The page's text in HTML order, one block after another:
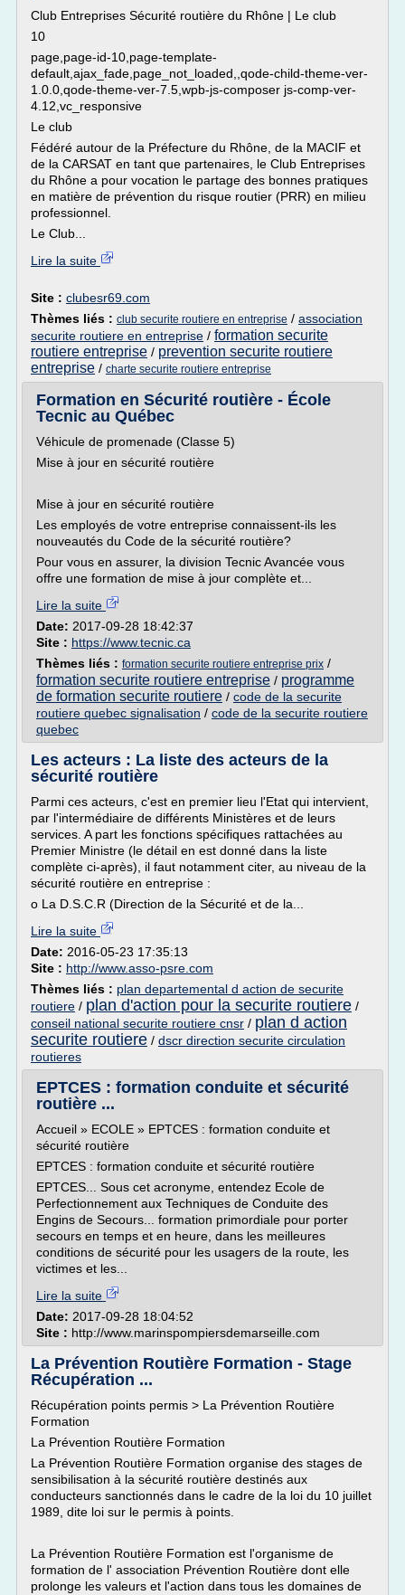
Club Entreprises Sécurité routière du Rhône | Le club
10
page,page-id-10,page-template-
default,ajax_fade,page_not_loaded,,qode-child-theme-ver-
1.0.0,qode-theme-ver-7.5,wpb-js-composer js-comp-ver-
4.12,vc_responsive
Le club
Fédéré autour de la Préfecture du Rhône, de la MACIF et
de la CARSAT en tant que partenaires, le Club Entreprises
du Rhône a pour vocation le partage des bonnes pratiques
en matière de prévention du risque routier (PRR) en milieu
professionnel.
Le Club...
Lire la suite
Site : clubesr69.com
Thèmes liés : club securite routiere en entreprise / association
securite routiere en entreprise / formation securite
routiere entreprise / prevention securite routiere
entreprise / charte securite routiere entreprise
Formation en Sécurité routière - École
Tecnic au Québec
Véhicule de promenade (Classe 5)
Mise à jour en sécurité routière
Mise à jour en sécurité routière
Les employés de votre entreprise connaissent-ils les
nouveautés du Code de la sécurité routière?
Pour vous en assurer, la division Tecnic Avancée vous
offre une formation de mise à jour complète et...
Lire la suite
Date: 2017-09-28 18:42:37
Site : https://www.tecnic.ca
Thèmes liés : formation securite routiere entreprise prix /
formation securite routiere entreprise / programme
de formation securite routiere / code de la securite
routiere quebec signalisation / code de la securite routiere
quebec
Les acteurs : La liste des acteurs de la
sécurité routière
Parmi ces acteurs, c'est en premier lieu l'Etat qui intervient,
par l'intermédiaire de différents Ministères et de leurs
services. A part les fonctions spécifiques rattachées au
Premier Ministre (le détail en est donné dans la liste
complète ci-après), il faut notamment citer, au niveau de la
sécurité routière en entreprise :
o La D.S.C.R (Direction de la Sécurité et de la...
Lire la suite
Date: 2016-05-23 17:35:13
Site : http://www.asso-psre.com
Thèmes liés : plan departemental d action de securite
routiere / plan d'action pour la securite routiere /
conseil national securite routiere cnsr / plan d action
securite routiere / dscr direction securite circulation
routieres
EPTCES : formation conduite et sécurité
routière ...
Accueil » ECOLE » EPTCES : formation conduite et
sécurité routière
EPTCES : formation conduite et sécurité routière
EPTCES... Sous cet acronyme, entendez Ecole de
Perfectionnement aux Techniques de Conduite des
Engins de Secours... formation primordiale pour porter
secours en temps et en heure, dans les meilleures
conditions de sécurité pour les usagers de la route, les
victimes et les...
Lire la suite
Date: 2017-09-28 18:04:52
Site : http://www.marinspompiersdemarseille.com
La Prévention Routière Formation - Stage
Récupération ...
Récupération points permis > La Prévention Routière
Formation
La Prévention Routière Formation
La Prévention Routière Formation organise des stages de
sensibilisation à la sécurité routière destinés aux
conducteurs sanctionnés dans le cadre de la loi du 10 juillet
1989, dite loi sur le permis à points.
La Prévention Routière Formation est l'organisme de
formation de l' association Prévention Routière dont elle
prolonge les valeurs et l'action dans tous les domaines de